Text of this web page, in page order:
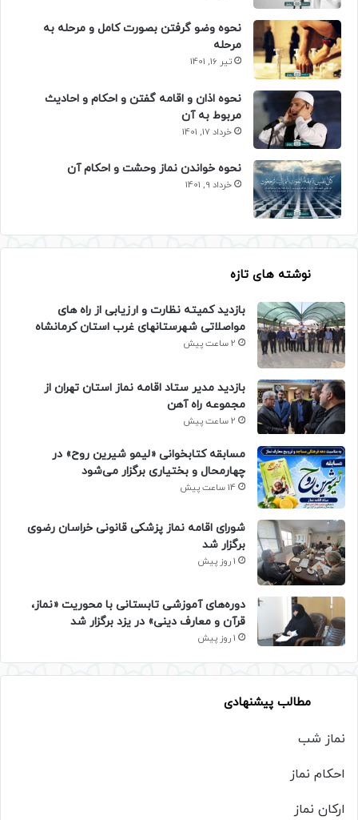
نحوه وضو گرفتن بصورت کامل و مرحله به
مرحله
تیر 16, 1401
نحوه اذان و اقامه گفتن و احکام و احادیث
مربوط به آن
خرداد 17, 1401
نحوه خواندن نماز وحشت و احکام آن
خرداد 9, 1401
نوشته های تازه
بازدید کمیته نظارت و ارزیابی از راه های
مواصلاتی شهرستانهای غرب استان کرمانشاه
2 ساعت پیش
بازدید مدیر ستاد اقامه نماز استان تهران از
مجموعه راه آهن
2 ساعت پیش
مسابقه کتابخوانی «لیمو شیرین روح» در
چهارمحال و بختیاری برگزار می‌شود
14 ساعت پیش
شورای اقامه نماز پزشکی قانونی خراسان رضوی
برگزار شد
1 روز پیش
دوره‌های آموزشی تابستانی با محوریت «نماز،
قرآن و معارف دینی» در یزد برگزار شد
1 روز پیش
مطالب پیشنهادی
نماز شب
احکام نماز
ارکان نماز